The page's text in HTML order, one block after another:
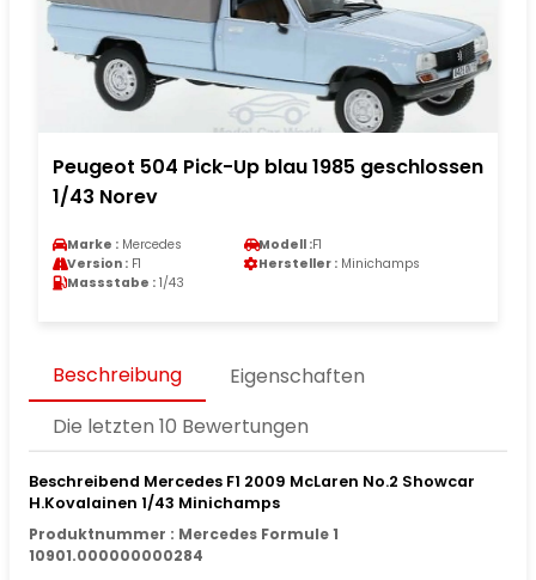
Peugeot 504 Pick-Up blau 1985 geschlossen
1/43 Norev
Marke : Mercedes Modell :F1
Version : F1 Hersteller : Minichamps
Massstabe : 1/43
Beschreibung
Eigenschaften
Die letzten 10 Bewertungen
Beschreibend Mercedes F1 2009 McLaren No.2 Showcar
H.Kovalainen 1/43 Minichamps
Produktnummer : Mercedes Formule 1
10901.000000000284